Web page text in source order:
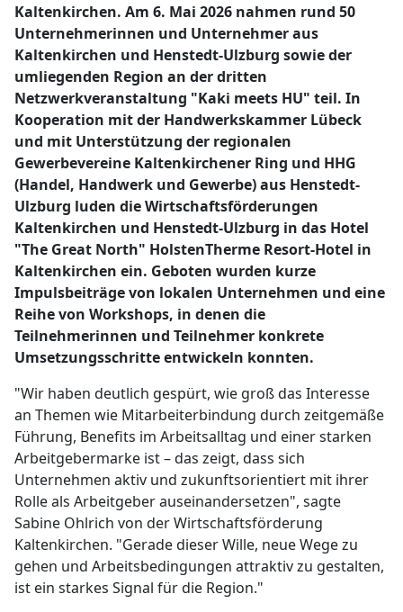
Kaltenkirchen. Am 6. Mai 2026 nahmen rund 50
Unternehmerinnen und Unternehmer aus
Kaltenkirchen und Henstedt-Ulzburg sowie der
umliegenden Region an der dritten
Netzwerkveranstaltung "Kaki meets HU" teil. In
Kooperation mit der Handwerkskammer Lübeck
und mit Unterstützung der regionalen
Gewerbevereine Kaltenkirchener Ring und HHG
(Handel, Handwerk und Gewerbe) aus Henstedt-
Ulzburg luden die Wirtschaftsförderungen
Kaltenkirchen und Henstedt-Ulzburg in das Hotel
"The Great North" HolstenTherme Resort-Hotel in
Kaltenkirchen ein. Geboten wurden kurze
Impulsbeiträge von lokalen Unternehmen und eine
Reihe von Workshops, in denen die
Teilnehmerinnen und Teilnehmer konkrete
Umsetzungsschritte entwickeln konnten.
"Wir haben deutlich gespürt, wie groß das Interesse
an Themen wie Mitarbeiterbindung durch zeitgemäße
Führung, Benefits im Arbeitsalltag und einer starken
Arbeitgebermarke ist – das zeigt, dass sich
Unternehmen aktiv und zukunftsorientiert mit ihrer
Rolle als Arbeitgeber auseinandersetzen", sagte
Sabine Ohlrich von der Wirtschaftsförderung
Kaltenkirchen. "Gerade dieser Wille, neue Wege zu
gehen und Arbeitsbedingungen attraktiv zu gestalten,
ist ein starkes Signal für die Region."